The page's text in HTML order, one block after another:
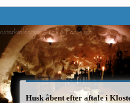
Husk åbent efter aftale i